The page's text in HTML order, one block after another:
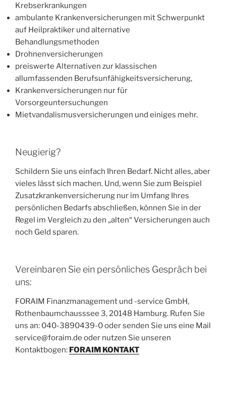
Krebserkrankungen
ambulante Krankenversicherungen mit Schwerpunkt
auf Heilpraktiker und alternative
Behandlungsmethoden
Drohnenversicherungen
preiswerte Alternativen zur klassischen
allumfassenden Berufsunfähigkeitsversicherung,
Krankenversicherungen nur für
Vorsorgeuntersuchungen
Mietvandalismusversicherungen und einiges mehr.
Neugierig?
Schildern Sie uns einfach Ihren Bedarf. Nicht alles, aber
vieles lässt sich machen. Und, wenn Sie zum Beispiel
Zusatzkrankenversicherung nur im Umfang Ihres
persönlichen Bedarfs abschließen, können Sie in der
Regel im Vergleich zu den „alten“ Versicherungen auch
noch Geld sparen.
Vereinbaren Sie ein persönliches Gespräch bei
uns:
FORAIM Finanzmanagement und -service GmbH,
Rothenbaumchausssee 3, 20148 Hamburg. Rufen Sie
uns an: 040-3890439-0 oder senden Sie uns eine Mail
service@foraim.de oder nutzen Sie unseren
Kontaktbogen: FORAIM KONTAKT